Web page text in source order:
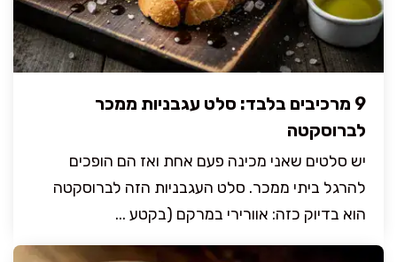
9 מרכיבים בלבד: סלט עגבניות ממכר
לברוסקטה
יש סלטים שאני מכינה פעם אחת ואז הם הופכים
להרגל ביתי ממכר. סלט העגבניות הזה לברוסקטה
הוא בדיוק כזה: אוורירי במרקם (בקטע ...